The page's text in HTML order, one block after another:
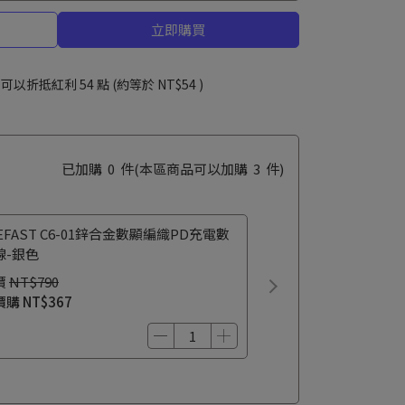
立即購買
以折抵紅利 54點 (約等於 NT$54 )
已加購 0 件(本區商品可以加購 3 件)
C6-01鋅合金數顯編織PD充電數
-銀色
NT$790
購NT$367